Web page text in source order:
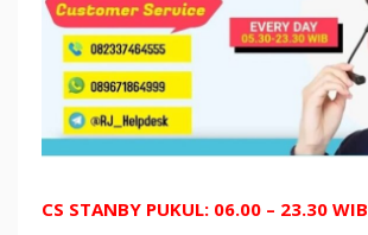
CS STANBY PUKUL: 06.00 – 23.30 WIB